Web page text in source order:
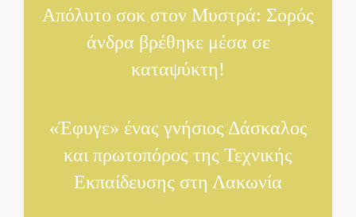
παράδοση
Σωτήρια επέμβαση για
Αποστολή εξετελέσθη στην
Ταϊβάν: Στη βάση τους τα
παγκόσμια Σπαρτιατόπουλα
Απόλυτο σοκ στον Μυστρά: Σορός
άνδρα βρέθηκε μέσα σε
καταψύκτη!
«Έφυγε» ένας γνήσιος Δάσκαλος
και πρωτοπόρος της Τεχνικής
Εκπαίδευσης στη Λακωνία